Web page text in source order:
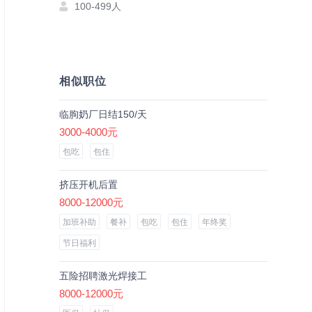
100-499人
相似职位
临朐奶厂日结150/天
3000-4000元
包吃 包住
挤压开机后置
8000-12000元
加班补助 餐补 包吃 包住 年终奖
节日福利
五险招聘激光焊接工
8000-12000元